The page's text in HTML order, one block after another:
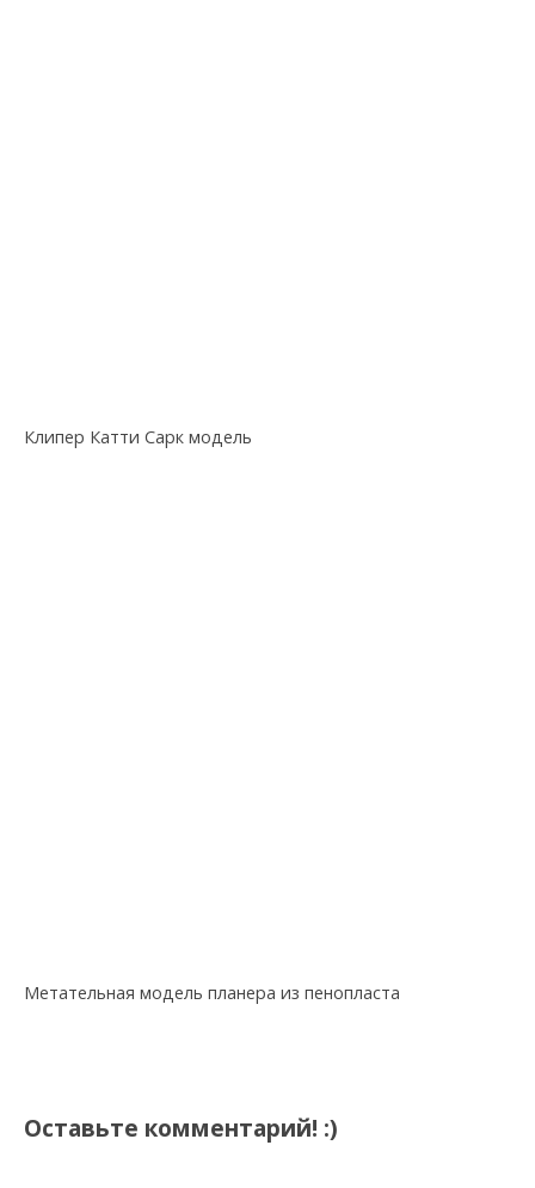
Клипер Катти Сарк модель
Метательная модель планера из пенопласта
Оставьте комментарий! :)